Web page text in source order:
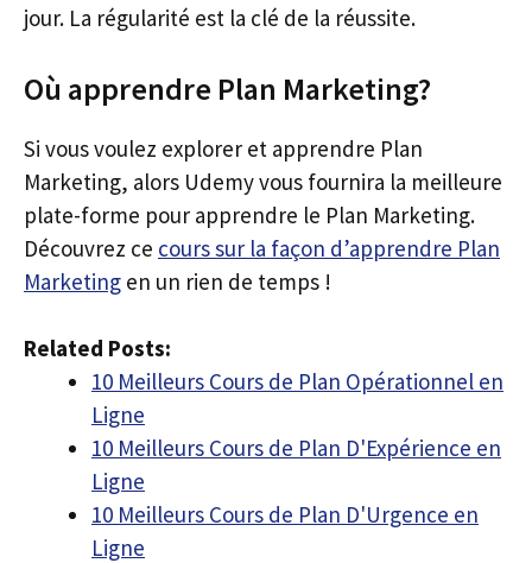
jour. La régularité est la clé de la réussite.
Où apprendre Plan Marketing?
Si vous voulez explorer et apprendre Plan
Marketing, alors Udemy vous fournira la meilleure
plate-forme pour apprendre le Plan Marketing.
Découvrez ce cours sur la façon d’apprendre Plan
Marketing en un rien de temps !
Related Posts:
10 Meilleurs Cours de Plan Opérationnel en
Ligne
10 Meilleurs Cours de Plan D'Expérience en
Ligne
10 Meilleurs Cours de Plan D'Urgence en
Ligne